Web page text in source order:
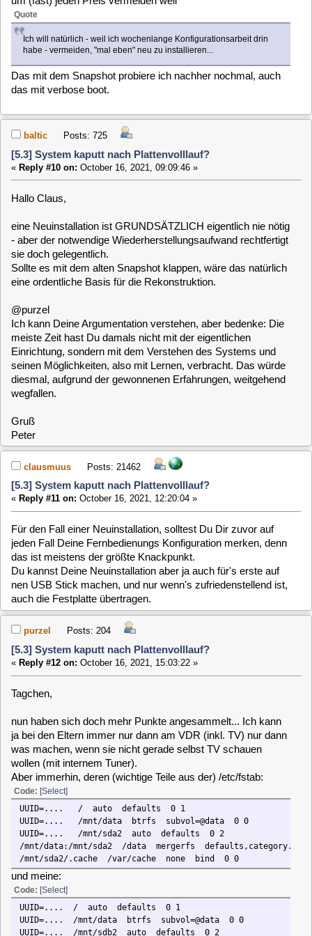
wollen (mit internem Tuner).
Aber immerhin, deren (wichtige Teile aus der) /etc/fstab:
Code:[Select]
UUID=.... / auto defaults 0 1
UUID=.... /mnt/sda2 auto defaults 0 2
/mnt/data:/mnt/sda2 /data mergerfs
/mnt/sda2/.cache /var/cache none bind 0 0
Code:[Select]
UUID=.... / auto defaults 0 1
UUID=.... /mnt/sdb2 auto defaults 0 2
/mnt/data:/mnt/sdb2:/mnt/sdc1 /data mergerfs
/mnt/sdb2/.cache /var/cache none bind 0 0
Also ähnlich. Ich habe wie gesagt seinerzeit bei der
und die Zweite dann als Datenpartition angegeben. Bei mir
kam dann wie gesagt vor ein paar Wochen eine zweite
Datenplatte dazu.
Zwar habe ich den Snapshot eingespielt, konnte aber nicht
mehr prüfen, ob es geklappt hat weil die Eltern Ihre Sendung
schnell von Hand angelegt - und musste dann erstmal
weichen...
Ergo auch noch kein Test mit verbose & Co. :-(
Aber morgen fahren sie für eine Woche weg, da ist dann
mehr Gelegenheit ;-)
Quote from: baltic on October 16, 2021, 09:09:46
Möglichkeiten, also mit Lernen, verbracht. Das würde diesmal,
aufgrund der gewonnenen Erfahrungen, weitgehend wegfallen.
Hier mag ich zumindest teilweise widersprechen; das ist aber
auf keinen Fall böse gemeint. Ich HABE in der Tat SEHR
anpassen usw.) verbracht. Mag sein, dass das Lernen
reduziert wäre - die lange Konfigurations- und "Hinbieg-"
Orgie bliebe aber. Das ist allerdings mein Problem ;-)
FALLS ich neu installieren müsste würde ich ohnehin das
ganze /etc Verzeichnis vorher wegsichern, besonders wegen
der ganz conf Dateien inkl. remote.conf für die
Fernbedienung.
Wie gesagt hoffe ich, ab morgen mal ein bisschen länger
"dran bleiben" zu können. Vielleicht hole mich mir die Kiste
auch zu mir...
[5.3] System kaputt nach Plattenvolllauf?
Reply #13 on: October 16, 2021, 20:45:58 »
Es bot sich heute schon eine Gelegenheit... und es gibt
Ich habe eine Tastatur dran gesteckt und "verbose" gewählt:
- das Kernelmodul it87 kann nicht geladen werden: "device or
resource busy" -> ist aber anscheinend nicht schlimm, ich
bekomme trotzdem Temperaturen
- /var/cache konnte nicht eingebunden (mount) werden ->
das konnte ich später durch neu anlegen von
/mnt/sda2/.cache fixen
- /sys/class/rc is missing -> wozu ist das gut? Die
Fernbedienung funktioniert (ich verwende das RCU Plugin)
- der symlink remote.conf zeigte auf eine falsche (immerhin
existierende) Kanalliste -> ließ sich leicht mittels WebIf
korrigieren, hat dann auch endlich Bestand
- /etc/apt/sources.list.d/main.list war immer noch kaputt ->
nach Kopieren von main.list.save blieb es aber endlich
erhalten
- /var/cache/apt/archives fehlt, da habe ich eben erst auf
meinem VDR nachsehen können, was das sein muss (file
oder directory, korrigiere ich morgen)